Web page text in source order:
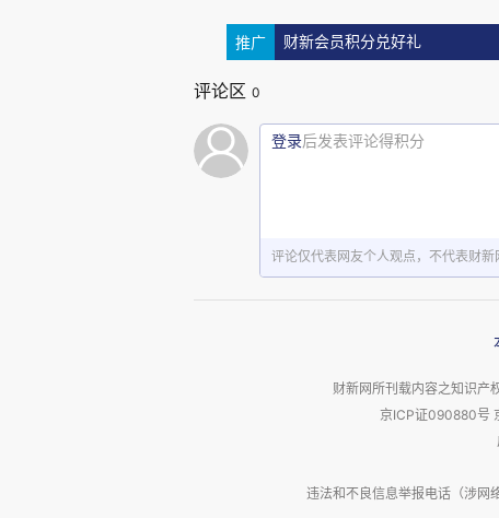
“可是先生，我不能……认同……
来，就在，走向死亡。人不是
迹。”弟弟越发喘得厉害，说出的
走。“您还是认可我的，您说的
迹，来于虚无，归于虚无，人来
“那么，您认为的重要的东西
您来了，哥哥，哥哥，你认出
是。”男子棱角分明的脸上露出
不是……死于车祸了吗？”王端午
咳，可是，你还是走吧。”另一个
推广 财新会员积分兑好礼
评论区 0
登录后发表评论得积分
评论仅代表网友个人观点，不代表财新
财新网所刊载内容之知识产
京ICP证090880号
违法和不良信息举报电话（涉